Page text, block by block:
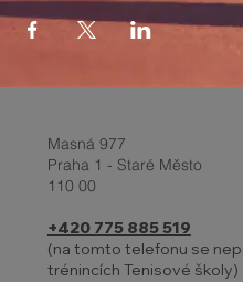
Masná 977
Praha 1 - Staré Město
110 00
+420 775 885 519
(na tomto telefonu se
trénincích Tenisové školy)